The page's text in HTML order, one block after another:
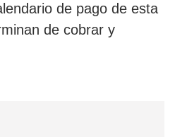
de pago de esta
de cobrar y